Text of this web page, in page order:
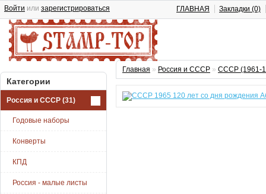
Войти или зарегистрироваться ГЛАВНАЯ Закладки (0)
Категории
Россия и СССР (31)
Годовые наборы
Конверты
КПД
Россия - малые листы
Главная » Россия и СССР » СССР (1961-